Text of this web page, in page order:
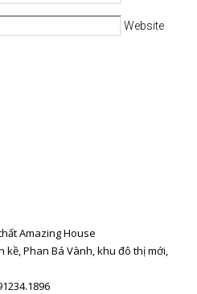
Website
Amazing House
kề, Phan Bá Vành, khu đô thị mới,